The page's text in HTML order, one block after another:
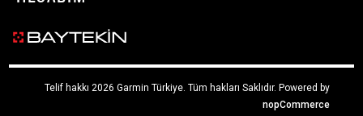
Telif hakkı 2026 Garmin Türkiye. Tüm hakları Saklıdır. Powered by
nopCommerce